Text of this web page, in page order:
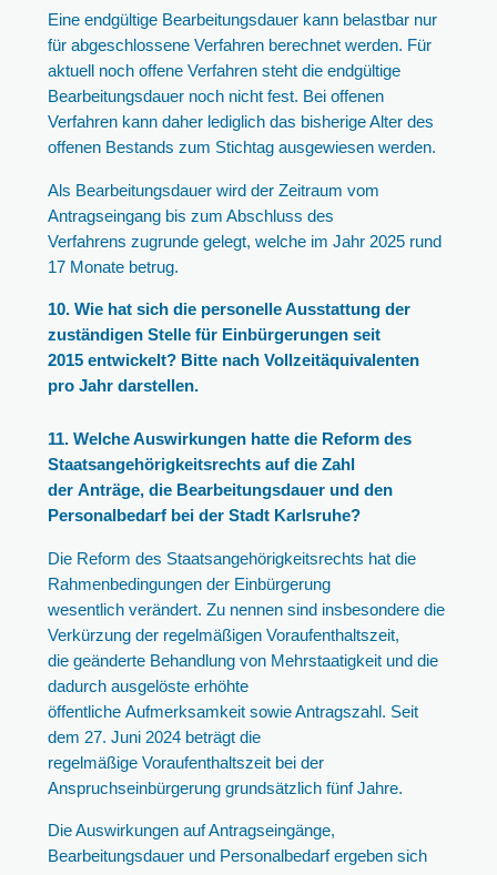
Eine endgültige Bearbeitungsdauer kann belastbar nur
für abgeschlossene Verfahren berechnet werden. Für
aktuell noch offene Verfahren steht die endgültige
Bearbeitungsdauer noch nicht fest. Bei offenen
Verfahren kann daher lediglich das bisherige Alter des
offenen Bestands zum Stichtag ausgewiesen werden.
Als Bearbeitungsdauer wird der Zeitraum vom
Antragseingang bis zum Abschluss des
Verfahrens zugrunde gelegt, welche im Jahr 2025 rund
17 Monate betrug.
10. Wie hat sich die personelle Ausstattung der
zuständigen Stelle für Einbürgerungen seit
2015 entwickelt? Bitte nach Vollzeitäquivalenten
pro Jahr darstellen.
11. Welche Auswirkungen hatte die Reform des
Staatsangehörigkeitsrechts auf die Zahl
der Anträge, die Bearbeitungsdauer und den
Personalbedarf bei der Stadt Karlsruhe?
Die Reform des Staatsangehörigkeitsrechts hat die
Rahmenbedingungen der Einbürgerung
wesentlich verändert. Zu nennen sind insbesondere die
Verkürzung der regelmäßigen Voraufenthaltszeit,
die geänderte Behandlung von Mehrstaatigkeit und die
dadurch ausgelöste erhöhte
öffentliche Aufmerksamkeit sowie Antragszahl. Seit
dem 27. Juni 2024 beträgt die
regelmäßige Voraufenthaltszeit bei der
Anspruchseinbürgerung grundsätzlich fünf Jahre.
Die Auswirkungen auf Antragseingänge,
Bearbeitungsdauer und Personalbedarf ergeben sich